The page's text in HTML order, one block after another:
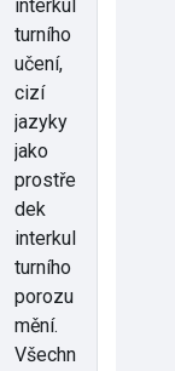
interkul
turního
učení,
cizí
jazyky
jako
prostře
dek
interkul
turního
porozu
mění.
Všechn